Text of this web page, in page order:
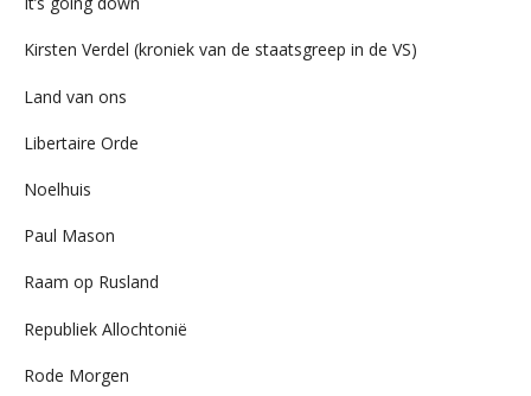
Kirsten Verdel (kroniek van de staatsgreep in de VS)
Land van ons
Libertaire Orde
Noelhuis
Paul Mason
Raam op Rusland
Republiek Allochtonië
Rode Morgen